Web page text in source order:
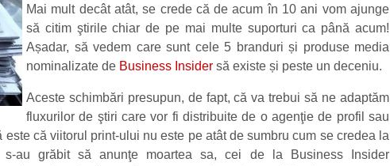
Mai mult decât atât, se crede că de acum în 10 ani vom ajunge
să citim ştirile chiar de pe mai multe suporturi ca până acum!
Așadar, să vedem care sunt cele 5 branduri și produse media
nominalizate de Business Insider să existe și peste un deceniu.
Aceste schimbări presupun, de fapt, că va trebui să ne adaptăm
fluxurilor de ştiri care vor fi distribuite de o agenţie de profil sau
că viitorul print-ului nu este pe atât de sumbru cum se credea la
au grăbit să anunţe moartea sa, cei de la Business Insider